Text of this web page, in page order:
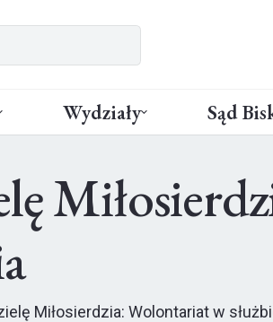
Wydziały Sąd
Miłosierdzia: Wolontariat w